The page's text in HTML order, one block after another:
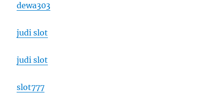
dewa303
judi slot
judi slot
slot777